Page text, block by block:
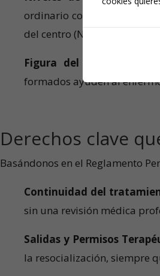
ordinario con seguimiento
del centro (Nivel 3).
Figura del «
formados ayuden al
Derechos clave
Basándonos en el Reglamento
Continuidad del
sin una revisión médica
Salidas y Permisos
la resocialización, siempre